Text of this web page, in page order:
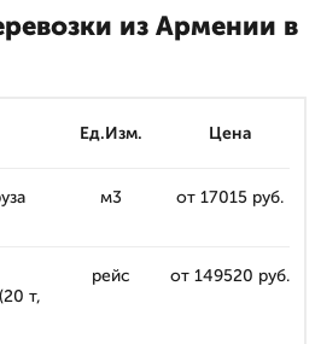
из Армении в
Ед.Изм. Цена
м3 от 17015 руб.
т,
рейс от 149520 руб.